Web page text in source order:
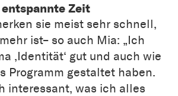
Zeit
sie meist sehr schnell,
ist– so auch Mia: „Ich
‚Identität‘ gut und auch wie
Programm gestaltet haben.
interessant, was ich alles